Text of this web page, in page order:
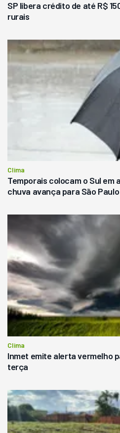
SP libera crédito de até R$
rurais
Clima
Temporais colocam o Sul
chuva avança para São Paulo
Clima
Inmet emite alerta vermelho
terça